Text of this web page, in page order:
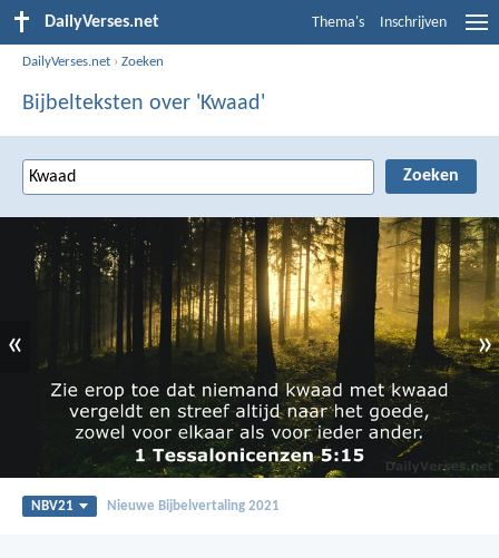
DailyVerses.net Thema's Inschrijven
DailyVerses.net ›Zoeken
Bijbelteksten over 'Kwaad'
« »
NBV21 Nieuwe Bijbelvertaling 2021